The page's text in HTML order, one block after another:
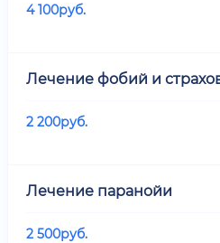
4 100руб.
Лечение фобий и
2 200руб.
Лечение паранойи
2 500руб.